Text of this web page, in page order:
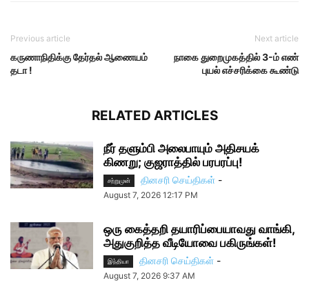
Previous article
கருணாநிதிக்கு தேர்தல் ஆணையம்
தடா !
Next article
நாகை துறைமுகத்தில் 3-ம் எண்
புயல் எச்சரிக்கை கூண்டு
RELATED ARTICLES
நீர் தளும்பி அலைபாயும் அதிசயக்
கிணறு; குஜராத்தில் பரபரப்பு!
சற்றுமுன் தினசரி செய்திகள் -
August 7, 2026 12:17 PM
ஒரு கைத்தறி தயாரிப்பையாவது வாங்கி,
அதுகுறித்த வீடியோவை பகிருங்கள்!
இந்தியா தினசரி செய்திகள் -
August 7, 2026 9:37 AM